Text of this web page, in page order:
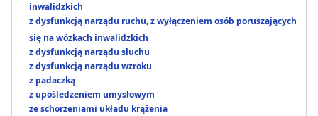
inwalidzkich
z dysfunkcją narządu ruchu, z wyłączeniem osób poruszających
się na wózkach inwalidzkich
z dysfunkcją narządu słuchu
z dysfunkcją narządu wzroku
z padaczką
z upośledzeniem umysłowym
ze schorzeniami układu krążenia